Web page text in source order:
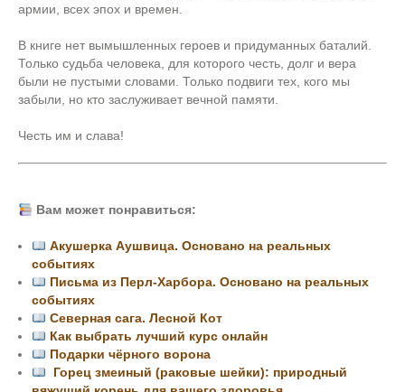
армии, всех эпох и времен.
В книге нет вымышленных героев и придуманных баталий.
Только судьба человека, для которого честь, долг и вера
были не пустыми словами. Только подвиги тех, кого мы
забыли, но кто заслуживает вечной памяти.
Честь им и слава!
Вам может понравиться:
Акушерка Аушвица. Основано на реальных
событиях
Письма из Перл-Харбора. Основано на реальных
событиях
Северная сага. Лесной Кот
Как выбрать лучший курс онлайн
Подарки чёрного ворона
Горец змеиный (раковые шейки): природный